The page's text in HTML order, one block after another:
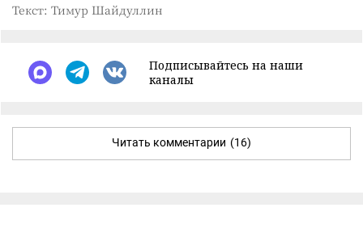
Текст: Тимур Шайдуллин
Подписывайтесь на наши
каналы
Читать комментарии (16)